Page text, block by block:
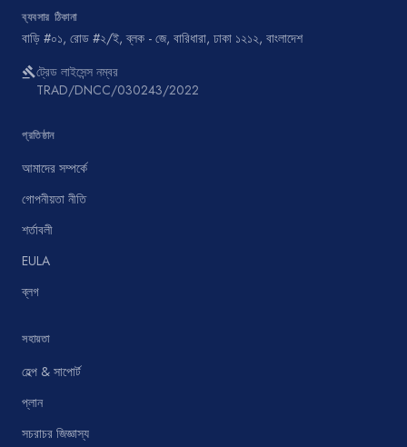
ব্যবসার ঠিকানা
বাড়ি #০১, রোড #২/ই, ব্লক - জে, বারিধারা, ঢাকা ১২১২, বাংলাদেশ
gavelট্রেড লাইসেন্স নম্বর
TRAD/DNCC/030243/2022
প্রতিষ্ঠান
আমাদের সম্পর্কে
গোপনীয়তা নীতি
শর্তাবলী
EULA
ব্লগ
সহায়তা
হেল্প & সাপোর্ট
প্লান
সচরাচর জিজ্ঞাস্য